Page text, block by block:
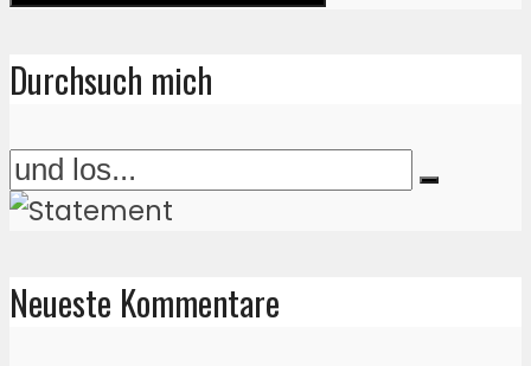
Durchsuch mich
Neueste Kommentare